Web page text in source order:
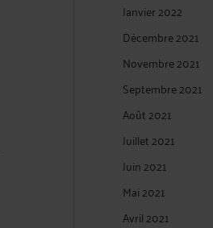
Janvier 2022
Décembre 2021
Novembre 2021
Septembre 2021
Août 2021
Juillet 2021
Juin 2021
Mai 2021
Avril 2021